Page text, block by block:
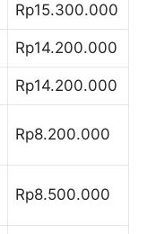
Rp15.300.000
Rp14.200.000
Rp14.200.000
Rp8.200.000
Rp8.500.000